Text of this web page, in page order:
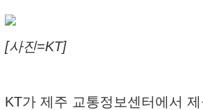
[사진=KT]
KT가 제주 교통정보센터에서